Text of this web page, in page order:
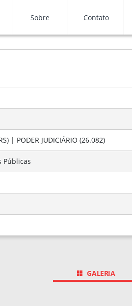
Sobre Contato
| PODER JUDICIÁRIO (26.082)
Públicas
GALERIA